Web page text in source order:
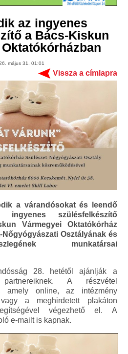
az ingyenes
a Bács-Kiskun
május 31. 01:01
Vissza a címlapra
a várandósokat és leendő
ingyenes szülésfelkészítő
Vármegyei Oktatókórház
Nőgyógyászati Osztályának és
munkatársai
28. hetétől ajánlják a
A részvétel
amely online, az intézmény
a meghirdetett plakáton
végezhető el. A
e-mailt is kapnak.